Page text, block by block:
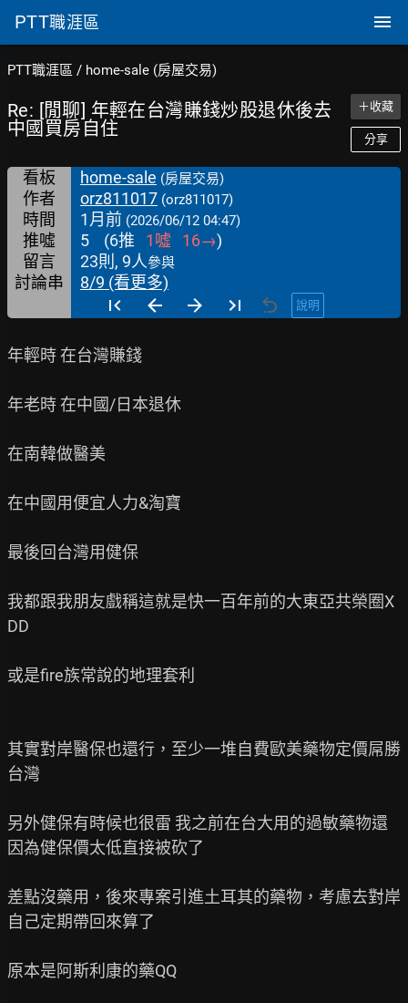
PTT職涯區
PTT職涯區 / home-sale (房屋交易)
Re: [閒聊] 年輕在台灣賺錢炒股退休後去
中國買房自住
＋收藏
分享
看板 home-sale (房屋交易)
作者 orz811017 (orz811017)
時間 1月前 (2026/06/12 04:47)
推噓 5 (6推 1噓 16→)
留言
23則, 9人參與
討論串 8/9 (看更多)
說明
年輕時 在台灣賺錢
年老時 在中國/日本退休
在南韓做醫美
在中國用便宜人力&淘寶
最後回台灣用健保
我都跟我朋友戲稱這就是快一百年前的大東亞共榮圈X
DD
或是fire族常說的地理套利
其實對岸醫保也還行，至少一堆自費歐美藥物定價屌勝
台灣
另外健保有時候也很雷 我之前在台大用的過敏藥物還
因為健保價太低直接被砍了
差點沒藥用，後來專案引進土耳其的藥物，考慮去對岸
自己定期帶回來算了
原本是阿斯利康的藥QQ